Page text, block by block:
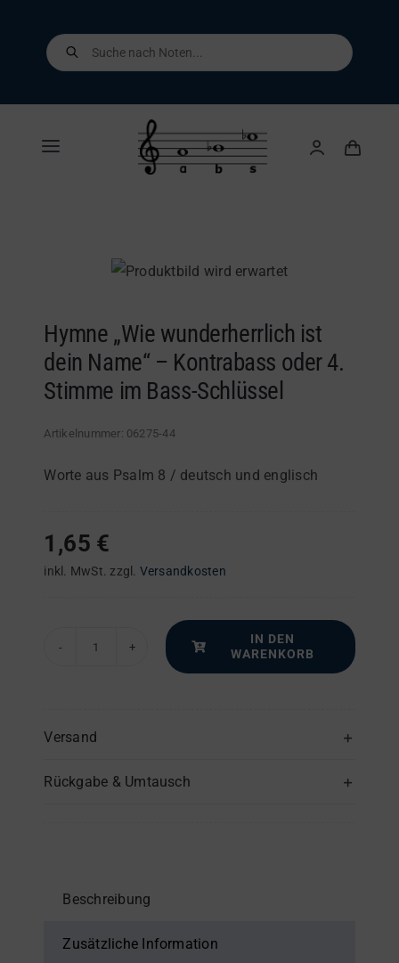
content
Products
search
Toggle
Kontakt
Hymne „Wie wunderherrlich ist
dein Name“ – Kontrabass oder 4.
Stimme im Bass-Schlüssel
Artikelnummer: 06275-44
Worte aus Psalm 8 / deutsch und englisch
1,65 €
inkl. MwSt. zzgl. Versandkosten
ist
Name"
4.
im
IN DEN
WARENKORB
Versand
Rückgabe & Umtausch
Beschreibung
Zusätzliche Information